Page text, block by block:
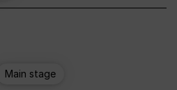
Main stage